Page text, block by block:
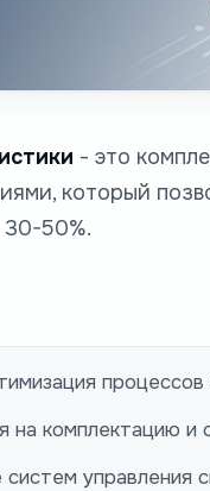
- это
который
30-50%.
на комплектацию и
управления